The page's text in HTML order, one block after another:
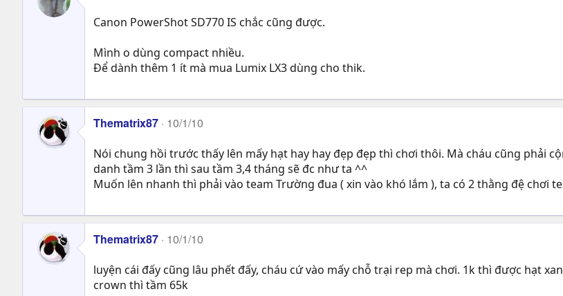
Canon PowerShot SD770 IS chắc cũng được.
Mình o dùng compact nhiều.
Để dành thêm 1 ít mà mua Lumix LX3 dùng cho thik.
Thematrix87 10/1/10
Nói chung hồi trước thấy lên mấy hạt hay hay đẹp đẹp thì chơi thôi. Mà cháu cũng phải
danh tầm 3 lần thì sau tầm 3,4 tháng sẽ đc như ta ^^
Muốn lên nhanh thì phải vào team Trường đua ( xin vào khó lắm ), ta có 2 thằng đệ chơi
Thematrix87 10/1/10
luyện cái đấy cũng lâu phết đấy, cháu cứ vào mấy chỗ trại rep mà chơi. 1k thì được hạt
crown thì tầm 65k